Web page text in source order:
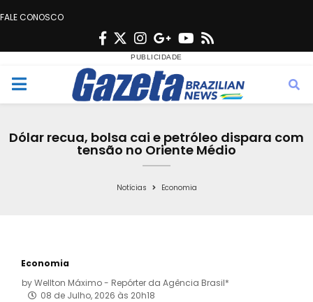
FALE CONOSCO
F
c
e
o
T
w
i
t
e
n
s
t
g
r
a
G
o
o
g
e
Y
u
t
b
s
M
Dólar recua, bolsa cai e petróleo dispara com
tensão no Oriente Médio
Notícias Economia
Economia
byWellton Máximo - Repórter da Agência Brasil*
08 de Julho, 2026 às 20h18